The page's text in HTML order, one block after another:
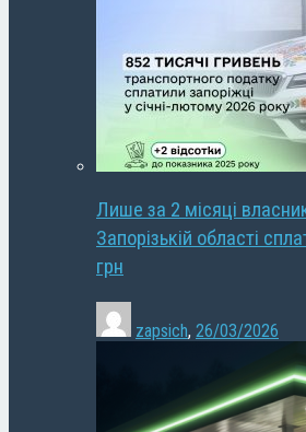
Лише за 2 місяці
Запорізькій області
грн
zapsich, 26/03/2026